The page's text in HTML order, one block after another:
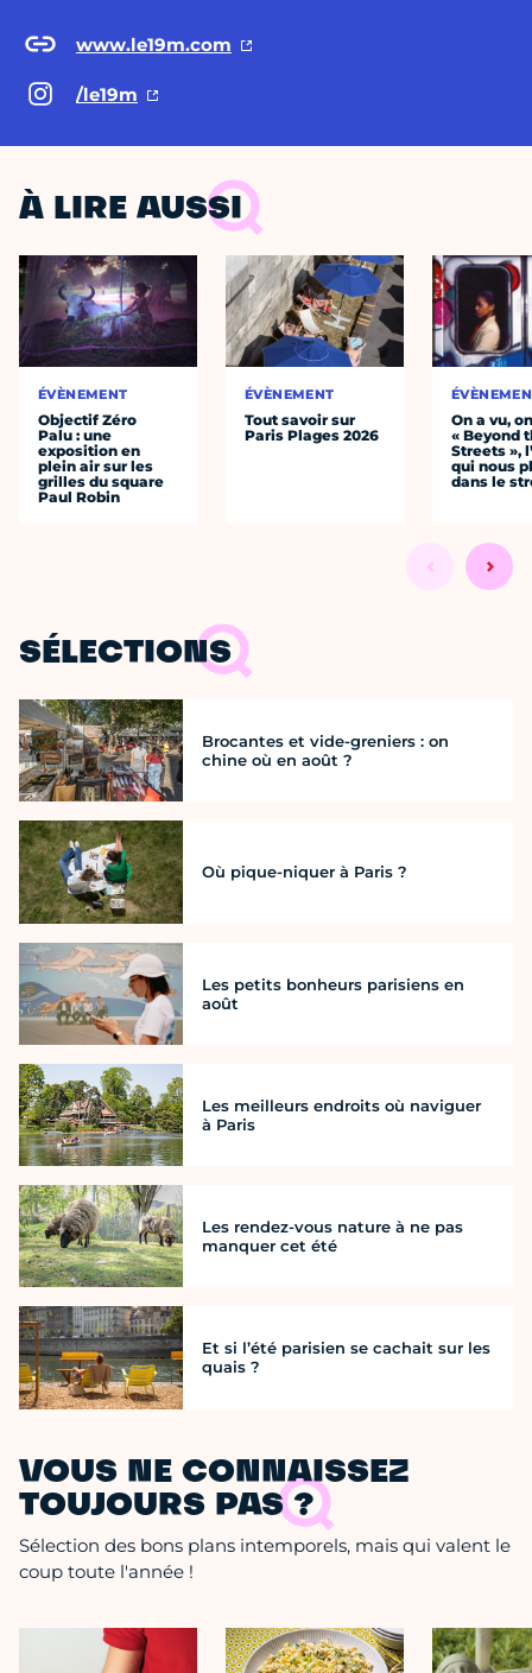
www.le19m.com
/le19m
À LIRE AUSSI
ÉVÈNEMENT
Objectif Zéro
Palu : une
exposition en
plein air sur les
grilles du square
Paul Robin
ÉVÈNEMENT
Tout savoir sur
Paris Plages 2026
On a vu,
« Beyond
Streets »,
qui nous
dans le
SÉLECTIONS
Brocantes et vide-greniers : on
chine où en août ?
Où pique-niquer à Paris ?
Les petits bonheurs parisiens en
août
Les meilleurs endroits où naviguer
à Paris
Les rendez-vous nature à ne pas
manquer cet été
Et si l’été parisien se cachait sur les
quais ?
VOUS NE CONNAISSEZ
TOUJOURS PAS ?
Sélection des bons plans intemporels, mais qui valent le
coup toute l'année !